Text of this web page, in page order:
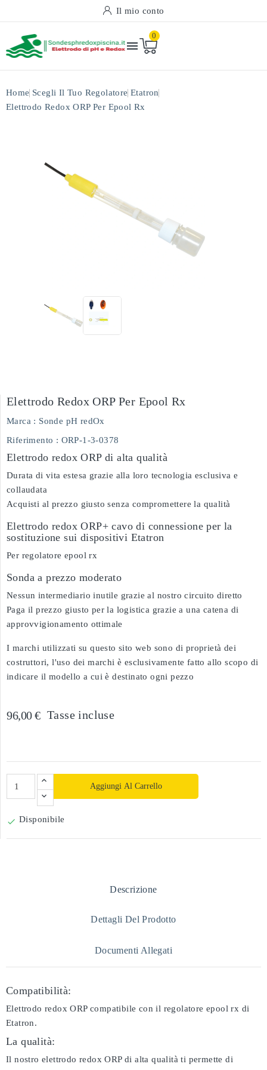
Il mio conto

0
Home Scegli Il Tuo Regolatore Etatron
Elettrodo Redox ORP Per Epool Rx
Elettrodo Redox ORP Per Epool Rx
Marca : Sonde pH redOx
Riferimento : ORP-1-3-0378
Elettrodo redox ORP di alta qualità
Durata di vita estesa grazie alla loro tecnologia esclusiva e
collaudata
Acquisti al prezzo giusto senza compromettere la qualità
Elettrodo redox ORP+ cavo di connessione per la
sostituzione sui dispositivi Etatron
Per regolatore epool rx
Sonda a prezzo moderato
Nessun intermediario inutile grazie al nostro circuito diretto
Paga il prezzo giusto per la logistica grazie a una catena di
approvvigionamento ottimale
I marchi utilizzati su questo sito web sono di proprietà dei
costruttori, l'uso dei marchi è esclusivamente fatto allo scopo di
indicare il modello a cui è destinato ogni pezzo
96,00 € Tasse incluse
Aggiungi Al Carrello
 Disponibile
Descrizione
Dettagli Del Prodotto
Documenti Allegati
Compatibilità:
Elettrodo redox ORP compatibile con il regolatore epool rx di
Etatron.
La qualità:
Il nostro elettrodo redox ORP di alta qualità ti permette di